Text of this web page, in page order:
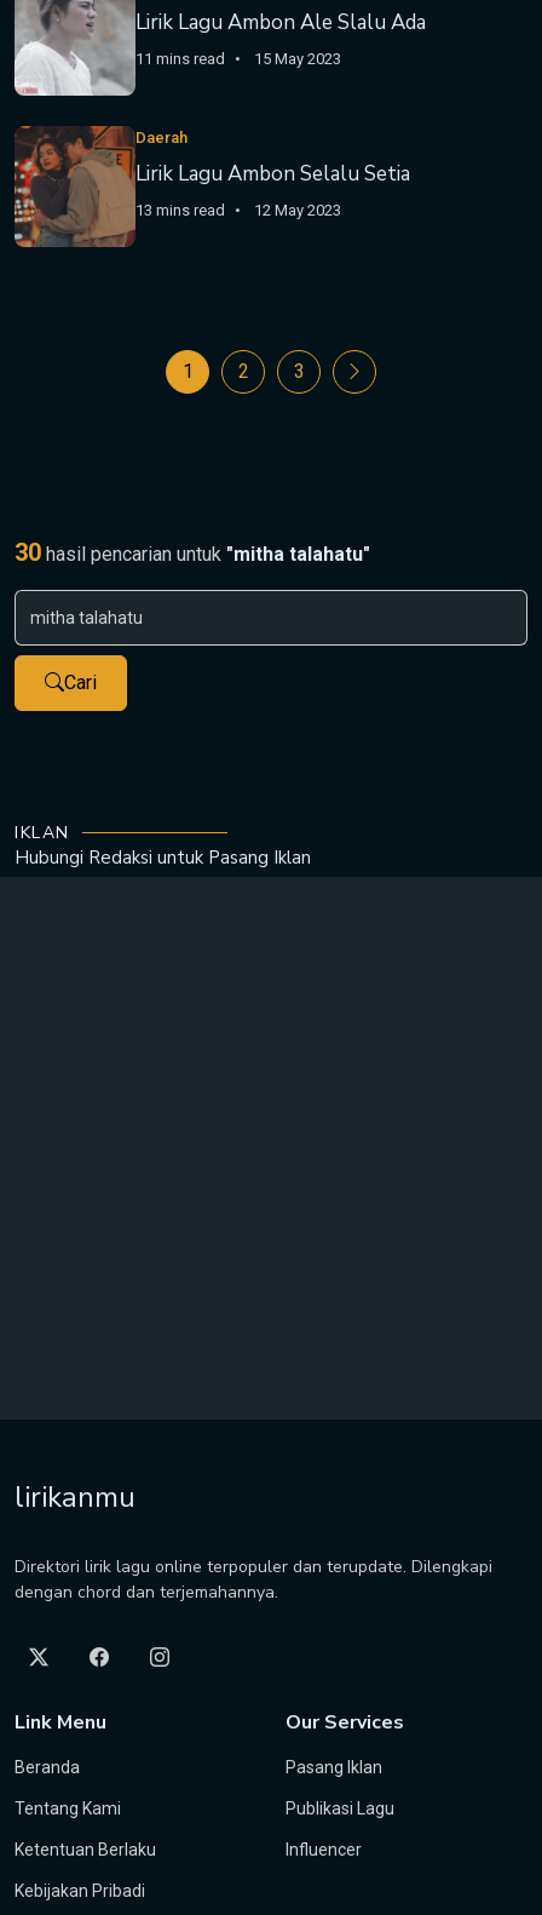
Lirik Lagu Ambon Ale Slalu Ada
11 mins read 15 May 2023
Daerah
Lirik Lagu Ambon Selalu Setia
13 mins read 12 May 2023
1 2 3
30 hasil pencarian untuk "mitha talahatu"
Cari
IKLAN
Hubungi Redaksi untuk Pasang Iklan
lirikanmu
Direktori lirik lagu online terpopuler dan terupdate. Dilengkapi
dengan chord dan terjemahannya.
Link Menu
Beranda
Tentang Kami
Ketentuan Berlaku
Kebijakan Pribadi
Our Services
Pasang Iklan
Publikasi Lagu
Influencer